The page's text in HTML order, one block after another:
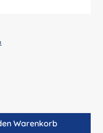
gewünschten
Warenkorb